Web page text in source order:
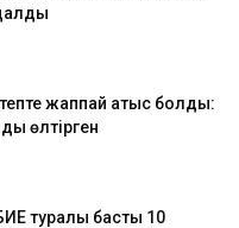
жаппай атыс болды:
өлтірген
туралы басты 10